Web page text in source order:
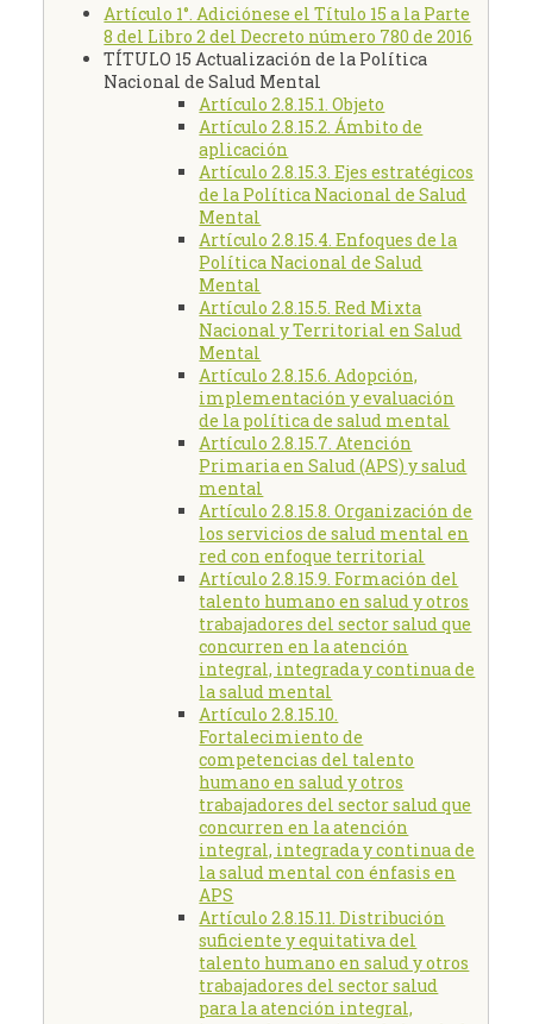
Artículo 1°. Adiciónese el Título 15 a la Parte
8 del Libro 2 del Decreto número 780 de 2016
TÍTULO 15 Actualización de la Política
Nacional de Salud Mental
Artículo 2.8.15.1. Objeto
Artículo 2.8.15.2. Ámbito de
aplicación
Artículo 2.8.15.3. Ejes estratégicos
de la Política Nacional de Salud
Mental
Artículo 2.8.15.4. Enfoques de la
Política Nacional de Salud
Mental
Artículo 2.8.15.5. Red Mixta
Nacional y Territorial en Salud
Mental
Artículo 2.8.15.6. Adopción,
implementación y evaluación
de la política de salud mental
Artículo 2.8.15.7. Atención
Primaria en Salud (APS) y salud
mental
Artículo 2.8.15.8. Organización de
los servicios de salud mental en
red con enfoque territorial
Artículo 2.8.15.9. Formación del
talento humano en salud y otros
trabajadores del sector salud que
concurren en la atención
integral, integrada y continua de
la salud mental
Artículo 2.8.15.10.
Fortalecimiento de
competencias del talento
humano en salud y otros
trabajadores del sector salud que
concurren en la atención
integral, integrada y continua de
la salud mental con énfasis en
APS
Artículo 2.8.15.11. Distribución
suficiente y equitativa del
talento humano en salud y otros
trabajadores del sector salud
para la atención integral,